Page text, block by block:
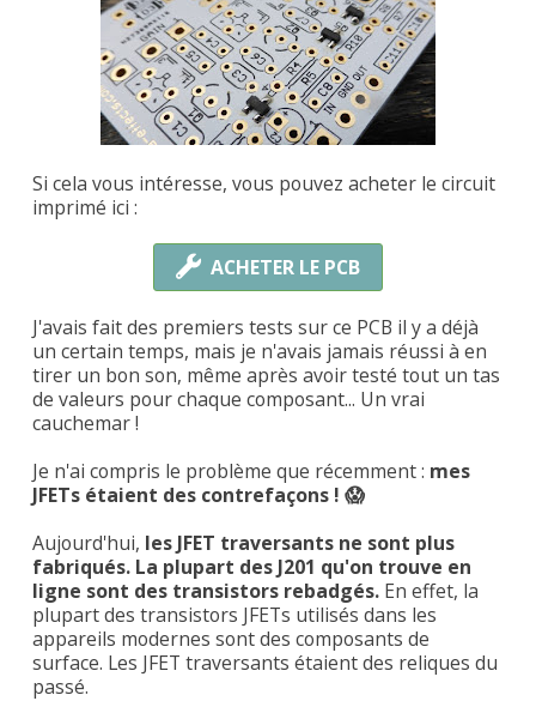
Si cela vous intéresse, vous pouvez acheter le circuit
imprimé ici :
ACHETER LE PCB
J'avais fait des premiers tests sur ce PCB il y a déjà
un certain temps, mais je n'avais jamais réussi à en
tirer un bon son, même après avoir testé tout un tas
de valeurs pour chaque composant... Un vrai
cauchemar !
Je n'ai compris le problème que récemment : mes
JFETs étaient des contrefaçons ! 😱
Aujourd'hui, les JFET traversants ne sont plus
fabriqués. La plupart des J201 qu'on trouve en
ligne sont des transistors rebadgés. En effet, la
plupart des transistors JFETs utilisés dans les
appareils modernes sont des composants de
surface. Les JFET traversants étaient des reliques du
passé.